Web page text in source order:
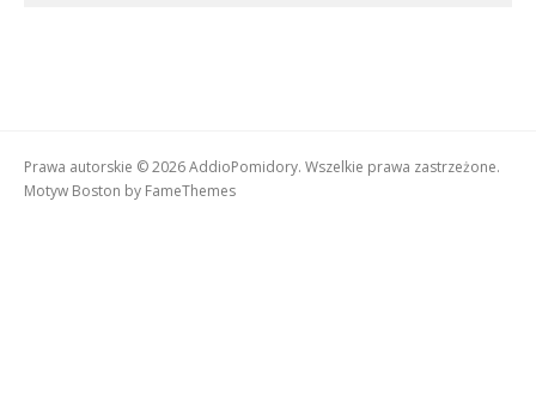
Prawa autorskie © 2026 AddioPomidory. Wszelkie prawa zastrzeżone.
Motyw Boston by FameThemes